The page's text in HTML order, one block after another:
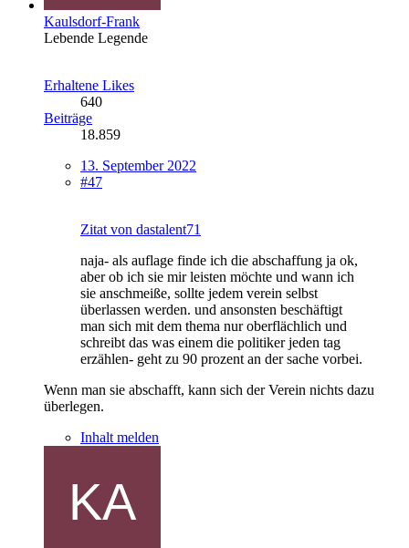
Kaulsdorf-Frank
Lebende Legende
Erhaltene Likes
640
Beiträge
18.859
13. September 2022
#47
Zitat von dastalent71
naja- als auflage finde ich die abschaffung ja ok,
aber ob ich sie mir leisten möchte und wann ich
sie anschmeiße, sollte jedem verein selbst
überlassen werden. und ansonsten beschäftigt
man sich mit dem thema nur oberflächlich und
schreibt das was einem die politiker jeden tag
erzählen- geht zu 90 prozent an der sache vorbei.
Wenn man sie abschafft, kann sich der Verein nichts dazu
überlegen.
Inhalt melden